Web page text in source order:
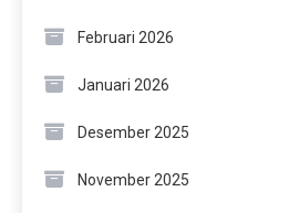
Februari 2026
Januari 2026
Desember 2025
November 2025